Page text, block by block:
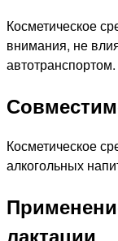
Косметическое
внимания, не
автотранспортом.
Косметическое
алкогольных
лактации